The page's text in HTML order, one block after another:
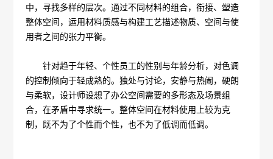
中，寻找多样的层次。通过不同材料的组合，衔接、塑造
整体空间，运用材料质感与构建工艺描述物质、空间与使
用者之间的张力平衡。
针对趋于年轻、个性员工的性别与年龄分析，对色调
的控制倾向于轻成熟的。独处与讨论，安静与热闹，硬朗
与柔软，设计师设想了办公空间需要的多形态及场景组
合，在矛盾中寻求统一。整体空间在材料使用上较为克
制，既不为了个性而个性，也不为了低调而低调。